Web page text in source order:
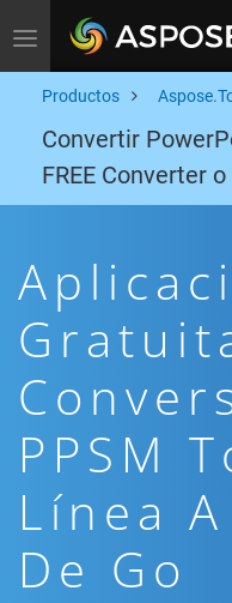
Toggle navigation
Productos
Convertir
FREE Converter o
PPSM
Línea
De Go